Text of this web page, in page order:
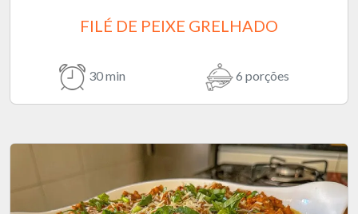
FILÉ DE PEIXE GRELHADO
30 min 6 porções